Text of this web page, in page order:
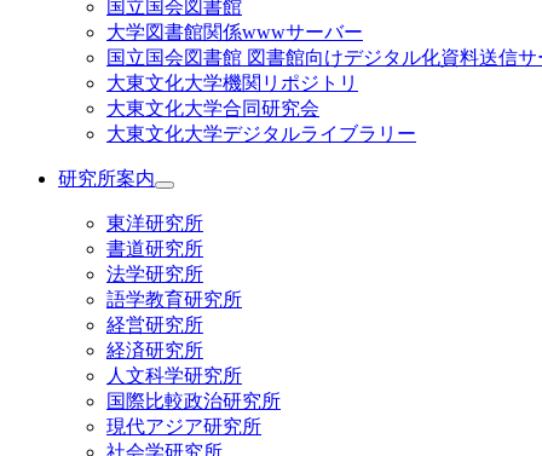
国立国会図書館
大学図書館関係wwwサーバー
国立国会図書館 図書館向けデジタル化資料送信サ
大東文化大学機関リポジトリ
大東文化大学合同研究会
大東文化大学デジタルライブラリー
研究所案内
東洋研究所
書道研究所
法学研究所
語学教育研究所
経営研究所
経済研究所
人文科学研究所
国際比較政治研究所
現代アジア研究所